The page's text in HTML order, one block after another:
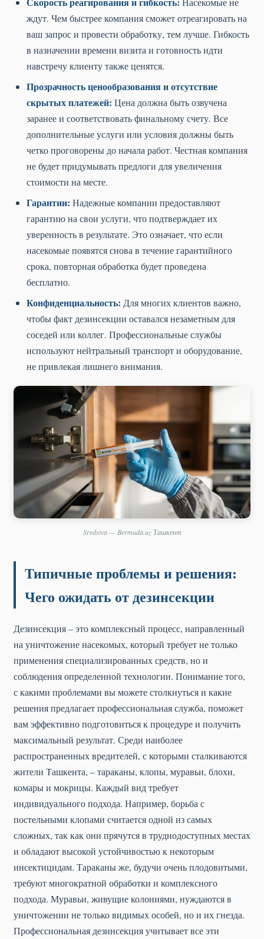
ждут. Чем быстрее компания сможет отреагировать на
ваш запрос и провести обработку, тем лучше. Гибкость
в назначении времени визита и готовность идти
навстречу клиенту также ценятся.
Прозрачность ценообразования и отсутствие
скрытых платежей: Цена должна быть озвучена
заранее и соответствовать финальному счету. Все
дополнительные услуги или условия должны быть
четко проговорены до начала работ. Честная компания
не будет придумывать предлоги для увеличения
стоимости на месте.
Гарантии: Надежные компании предоставляют
гарантию на свои услуги, что подтверждает их
уверенность в результате. Это означает, что если
насекомые появятся снова в течение гарантийного
срока, повторная обработка будет проведена
бесплатно.
Конфиденциальность: Для многих клиентов важно,
чтобы факт дезинсекции оставался незаметным для
соседей или коллег. Профессиональные службы
используют нейтральный транспорт и оборудование,
не привлекая лишнего внимания.
Sredstva — Bermuda.uz Ташкент
Типичные проблемы и решения:
Чего ожидать от дезинсекции
Дезинсекция – это комплексный процесс, направленный
на уничтожение насекомых, который требует не только
применения специализированных средств, но и
соблюдения определенной технологии. Понимание того,
с какими проблемами вы можете столкнуться и какие
решения предлагает профессиональная служба, поможет
вам эффективно подготовиться к процедуре и получить
максимальный результат. Среди наиболее
распространенных вредителей, с которыми сталкиваются
жители Ташкента, – тараканы, клопы, муравьи, блохи,
комары и мокрицы. Каждый вид требует
индивидуального подхода. Например, борьба с
постельными клопами считается одной из самых
сложных, так как они прячутся в труднодоступных местах
и обладают высокой устойчивостью к некоторым
инсектицидам. Тараканы же, будучи очень плодовитыми,
требуют многократной обработки и комплексного
подхода. Муравьи, живущие колониями, нуждаются в
уничтожении не только видимых особей, но и их гнезда.
Профессиональная дезинсекция учитывает все эти